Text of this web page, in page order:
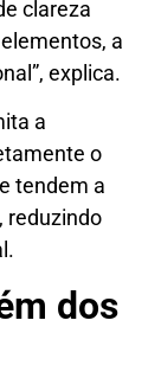
clareza
a
explica.
a
o
tendem a
reduzindo
dos